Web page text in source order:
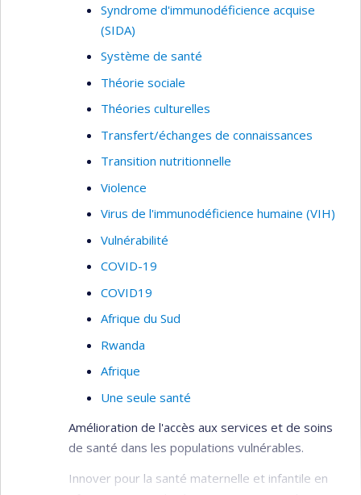
Syndrome d'immunodéficience acquise
(SIDA)
Système de santé
Théorie sociale
Théories culturelles
Transfert/échanges de connaissances
Transition nutritionnelle
Violence
Virus de l'immunodéficience humaine (VIH)
Vulnérabilité
COVID-19
COVID19
Afrique du Sud
Rwanda
Afrique
Une seule santé
Amélioration de l'accès aux services et de soins
de santé dans les populations vulnérables.
Innover pour la santé maternelle et infantile en